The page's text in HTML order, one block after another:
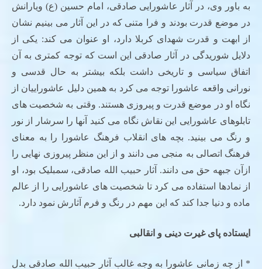
به باور وی، در آثار عاشورایی صادقی، امام حسین (ع) ویارانش
در موضع قدرت بودند و فرا متنی که در این آثار می بینیم نشان
از ابهت و قدرت شهدای کربلا دارد، او عنوان می کند: یکی از
دلایل شوریدگی در آثار صادقی این است که توجه کمتری به آن
اتفاق سیاسی و تاریخی داشت بلکه بیشتر به حال قدسی و
نورانی واقعه عاشورا توجه می کرد به همین دلیل عاشوراییان از
نگاه او در موضع قدرت و پیروزی هستند. وقتی به شخصیت های
تابلوهای عاشورایی این نقاش نگاه می کنید آنها را سرشار از نور
و رنگ می بینید. بچه های انقلاب فرهنگ عاشورا را به معنای
فرهنگ اتصالی به منجی می دانند و از این منظر پیروزی نهایی را
ازآن جبهه حق می دانند. آثار حبیب الله صادقی، سمبلیک بود، او
از نمادها استفاده می کرد تا شخصیت های عاشورایی را از عالم
ماده و دنیا جدا کند که این مهم در رنگ و فرم آثارش نمود دارد.
ایستاده پای غیرت دینی و انقالبی
* از چه زمانی عاشورا به وجه غالب آثار حبیب الله صادقی بدل